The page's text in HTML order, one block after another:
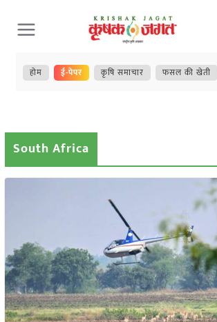
Skip
to
content
होम ई-पेपर कृषि समाचार फसल की खेती
South Africa